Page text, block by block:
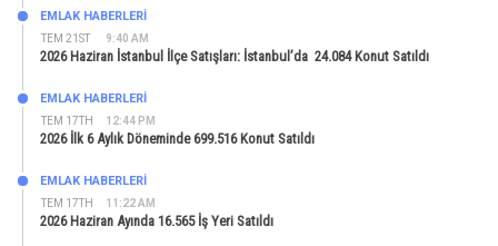
TEM 21ST 9:40 AM
EMLAK HABERLERI
2026 Haziran İstanbul İlçe Satışları: İstanbul’da 24.084 Konut Satıldı
TEM 17TH 12:44 PM
EMLAK HABERLERI
2026 İlk 6 Aylık Döneminde 699.516 Konut Satıldı
TEM 17TH 11:22 AM
EMLAK HABERLERI
2026 Haziran Ayında 16.565 İş Yeri Satıldı